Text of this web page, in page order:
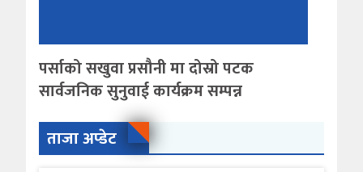
पर्साको सखुवा प्रसौनी मा दोस्रो पटक
सार्वजनिक सुनुवाई कार्यक्रम सम्पन्न
ताजा अप्डेट